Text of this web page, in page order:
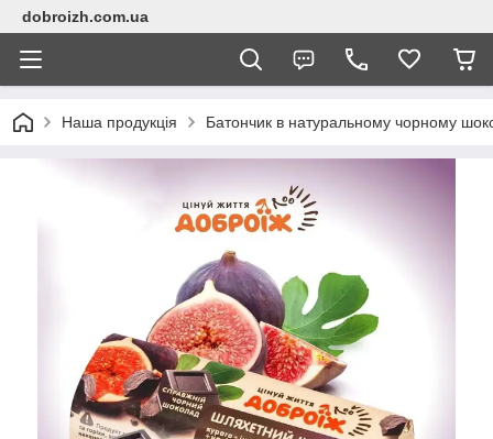
dobroizh.com.ua
Наша продукція Батончик в натуральному чорному